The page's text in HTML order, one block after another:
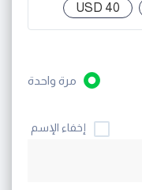
40 USD
مرة واحدة
إخفاء الإسم